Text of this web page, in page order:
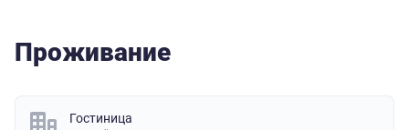
Проживание
Гостиница